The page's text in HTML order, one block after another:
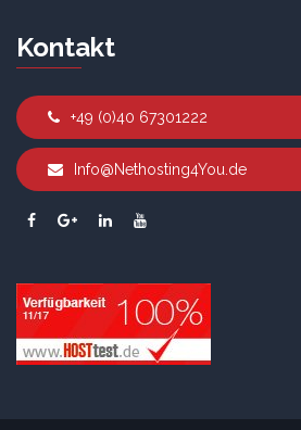
Kontakt
+49 (0)40 67301222
Info@Nethosting4You.de